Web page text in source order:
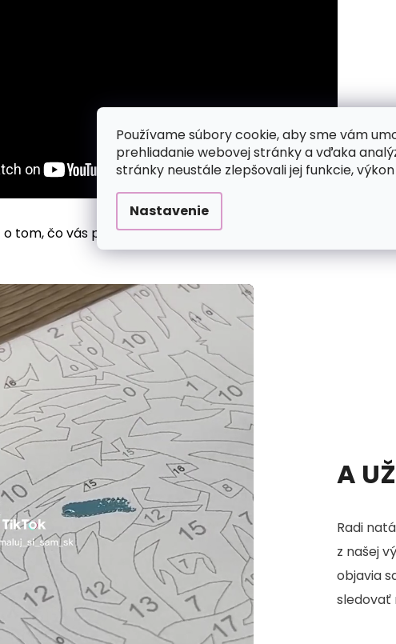
Používame súbory cookie, aby sme vám
prehliadanie webovej stránky a vďaka
stránky neustále zlepšovali jej funkcie,
Nastavenie
tom, čo vás pri maľovaní podľa čísiel na plátno vlastne
A
Radi
z našej
objavia
sledovať